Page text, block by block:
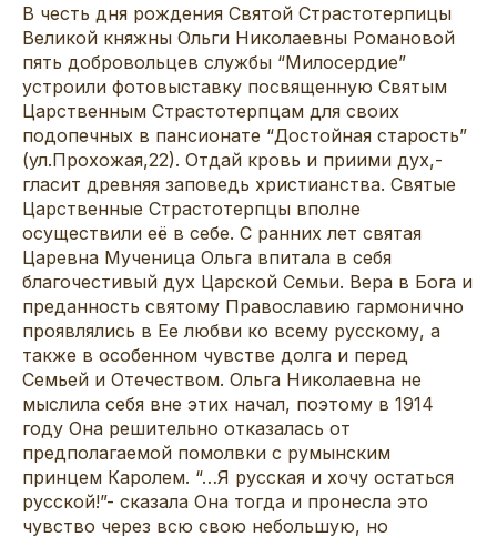
В честь дня рождения Святой Страстотерпицы
Великой княжны Ольги Николаевны Романовой
пять добровольцев службы “Милосердие”
устроили фотовыставку посвященную Святым
Царственным Страстотерпцам для своих
подопечных в пансионате “Достойная старость”
(ул.Прохожая,22). Отдай кровь и приими дух,-
гласит древняя заповедь христианства. Святые
Царственные Страстотерпцы вполне
осуществили её в себе. С ранних лет святая
Царевна Мученица Ольга впитала в себя
благочестивый дух Царской Семьи. Вера в Бога и
преданность святому Православию гармонично
проявлялись в Ее любви ко всему русскому, а
также в особенном чувстве долга и перед
Семьей и Отечеством. Ольга Николаевна не
мыслила себя вне этих начал, поэтому в 1914
году Она решительно отказалась от
предполагаемой помолвки с румынским
принцем Каролем. “…Я русская и хочу остаться
русской!”- сказала Она тогда и пронесла это
чувство через всю свою небольшую, но